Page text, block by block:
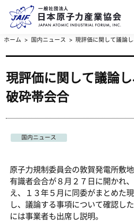
ホーム 国内ニュース 現評価に関して議論
現評価に関して議論
破砕帯会合
国内ニュース
原子力規制委員会の敦賀発電所敷
有識者会合が８月２７日に開かれ
え、１３年５月に同委がまとめた
し、議論する事項について確認し
には事業者も出席し説明。